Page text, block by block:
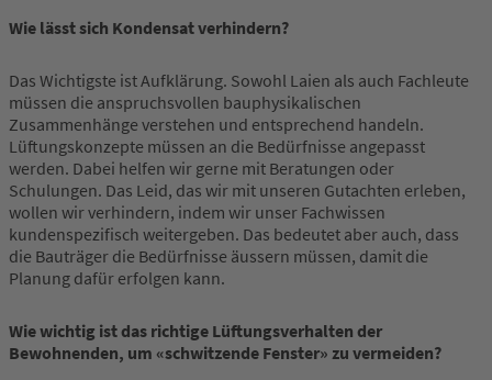
Wie lässt sich Kondensat verhindern?
Das Wichtigste ist Aufklärung. Sowohl Laien als auch Fachleute
müssen die anspruchsvollen bauphysikalischen
Zusammenhänge verstehen und entsprechend handeln.
Lüftungskonzepte müssen an die Bedürfnisse angepasst
werden. Dabei helfen wir gerne mit Beratungen oder
Schulungen. Das Leid, das wir mit unseren Gutachten erleben,
wollen wir verhindern, indem wir unser Fachwissen
kundenspezifisch weitergeben. Das bedeutet aber auch, dass
die Bauträger die Bedürfnisse äussern müssen, damit die
Planung dafür erfolgen kann.
Wie wichtig ist das richtige Lüftungsverhalten der
Bewohnenden, um «schwitzende Fenster» zu vermeiden?